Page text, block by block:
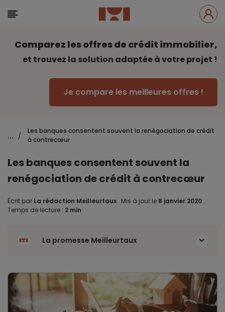
Comparez les offres de crédit immobilier,
et trouvez la solution adaptée à votre projet !
Je compare les meilleures offres !
... /
Les banques consentent souvent la renégociation de crédit
à contrecœur
Les banques consentent souvent la
renégociation de crédit à contrecœur
Écrit par La rédaction Meilleurtaux . Mis à jour le 8 janvier 2020 .
Temps de lecture : 2 min
La promesse Meilleurtaux